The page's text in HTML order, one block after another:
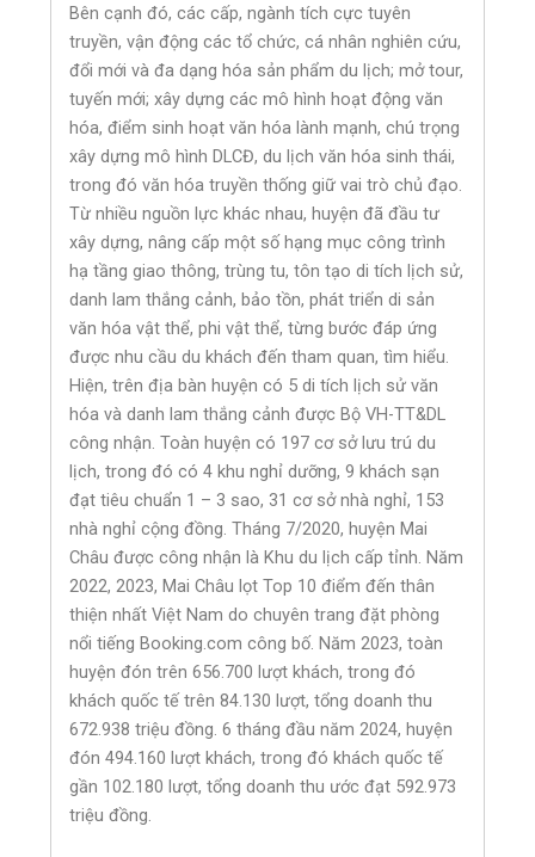
Bên cạnh đó, các cấp, ngành tích cực tuyên
truyền, vận động các tổ chức, cá nhân nghiên cứu,
đổi mới và đa dạng hóa sản phẩm du lịch; mở tour,
tuyến mới; xây dựng các mô hình hoạt động văn
hóa, điểm sinh hoạt văn hóa lành mạnh, chú trọng
xây dựng mô hình DLCĐ, du lịch văn hóa sinh thái,
trong đó văn hóa truyền thống giữ vai trò chủ đạo.
Từ nhiều nguồn lực khác nhau, huyện đã đầu tư
xây dựng, nâng cấp một số hạng mục công trình
hạ tầng giao thông, trùng tu, tôn tạo di tích lịch sử,
danh lam thắng cảnh, bảo tồn, phát triển di sản
văn hóa vật thể, phi vật thể, từng bước đáp ứng
được nhu cầu du khách đến tham quan, tìm hiểu.
Hiện, trên địa bàn huyện có 5 di tích lịch sử văn
hóa và danh lam thắng cảnh được Bộ VH-TT&DL
công nhận. Toàn huyện có 197 cơ sở lưu trú du
lịch, trong đó có 4 khu nghỉ dưỡng, 9 khách sạn
đạt tiêu chuẩn 1 – 3 sao, 31 cơ sở nhà nghỉ, 153
nhà nghỉ cộng đồng. Tháng 7/2020, huyện Mai
Châu được công nhận là Khu du lịch cấp tỉnh. Năm
2022, 2023, Mai Châu lọt Top 10 điểm đến thân
thiện nhất Việt Nam do chuyên trang đặt phòng
nổi tiếng Booking.com công bố. Năm 2023, toàn
huyện đón trên 656.700 lượt khách, trong đó
khách quốc tế trên 84.130 lượt, tổng doanh thu
672.938 triệu đồng. 6 tháng đầu năm 2024, huyện
đón 494.160 lượt khách, trong đó khách quốc tế
gần 102.180 lượt, tổng doanh thu ước đạt 592.973
triệu đồng.